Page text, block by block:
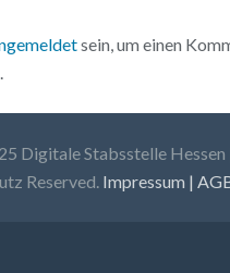
sein, um einen
Digitale Stabsstelle Hessen
Reserved. Impressum |